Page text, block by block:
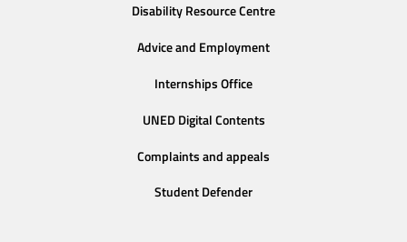
Disability Resource Centre
Advice and Employment
Internships Office
UNED Digital Contents
Complaints and appeals
Student Defender